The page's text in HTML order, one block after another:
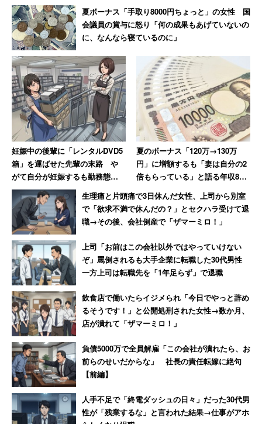
夏ボーナス「手取り8000円ちょっと」の女性 国
会議員の賞与に怒り「何の成果もあげていないの
に、なんなら寝ているのに」
妊娠中の後輩に「レンタルDVD5
箱」を運ばせた先輩の末路 や
がて自分が妊娠するも勤務態度
が悪くて…退職
夏のボーナス「120万→130万
円」に増額するも「妻は自分の2
倍もらっている」と語る年収850
万円の30代男性
生理痛と片頭痛で3日休んだ女性、上司から別室
で「欲求不満で休んだの？」とセクハラ受けて退
職→その後、会社倒産で「ザマーミロ！」
上司「お前はこの会社以外ではやっていけない
ぞ」罵倒されるも大手企業に転職した30代男性
一方上司は転職先を「1年足らず」で退職
飲食店で働いたらイジメられ「今日でやっと辞め
るそうです！」と公開処刑された女性→数か月、
店が潰れて「ザマーミロ！」
負債5000万で全員解雇「この会社が潰れたら、お
前らのせいだからな」 社長の責任転嫁に絶句
【前編】
人手不足で「終電ダッシュの日々」だった30代男
性が「残業するな」と言われた結果→仕事がアホ